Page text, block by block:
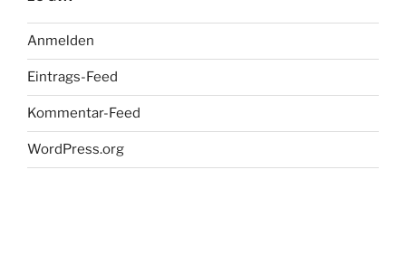
Anmelden
Eintrags-Feed
Kommentar-Feed
WordPress.org